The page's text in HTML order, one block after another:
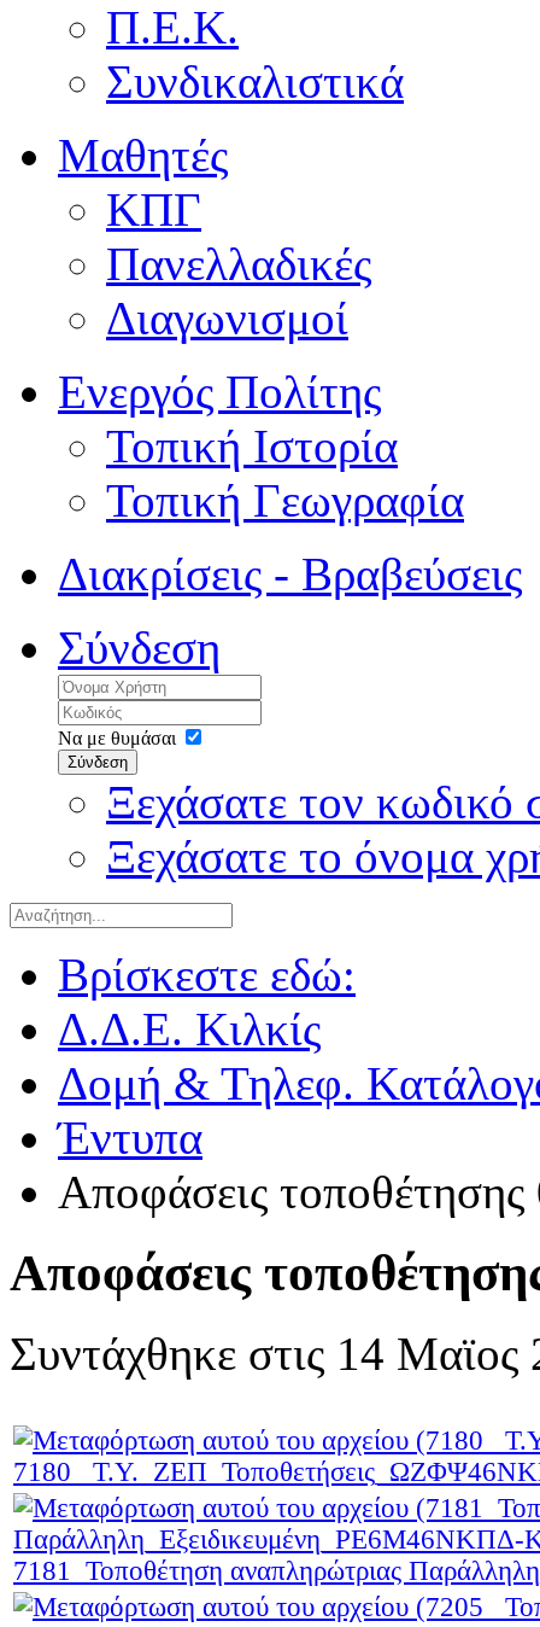
Π.Ε.Κ.
Συνδικαλιστικά
Μαθητές
ΚΠΓ
Πανελλαδικές
Διαγωνισμοί
Ενεργός Πολίτης
Τοπική Ιστορία
Τοπική Γεωγραφία
Διακρίσεις - Βραβεύσεις
Σύνδεση
Να με θυμάσαι
Σύνδεση
Ξεχάσατε τον κωδικό
Ξεχάσατε το όνομα
Βρίσκεστε εδώ:
Δ.Δ.Ε. Κιλκίς
Δομή & Τηλεφ.
Έντυπα
Αποφάσεις
Αποφάσεις
Συντάχθηκε στις 14 Μαϊος
7180_
7181_Τοποθέτηση αναπληρώτριας